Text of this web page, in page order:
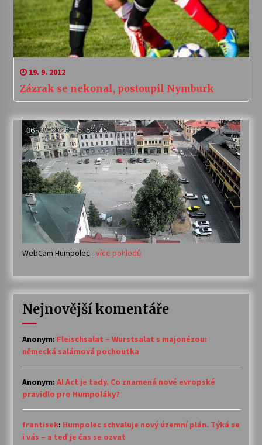
19. 9. 2012
Zázrak se nekonal, postoupil Nymburk
WebCam Humpolec -více pohledů
Nejnovější komentáře
Anonym: Fleischsalat – Wurstsalat s majonézou:
německá salámová pochoutka
Anonym: AI Act je tady. Co znamená nové evropské
pravidlo pro Humpoláky?
frantisek: Humpolec schvaluje nový územní plán. Týká se
i vás – a teď je čas se ozvat